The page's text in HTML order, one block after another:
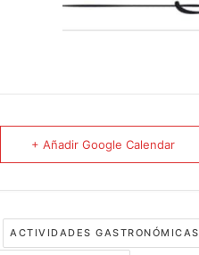
+ Añadir Google Calendar
ACTIVIDADES GASTRONÓMICAS